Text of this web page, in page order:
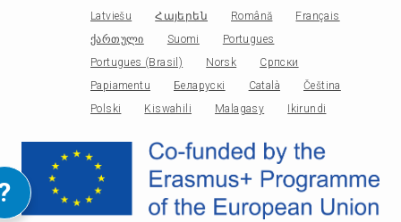
Latviešu
Հայերեն Română
Français
ქართული
Suomi
Portugues
Portugues (Brasil)
Norsk
Српски
Papiamentu
Беларускі Català
Čeština
Polski
Kiswahili Malagasy Ikirundi